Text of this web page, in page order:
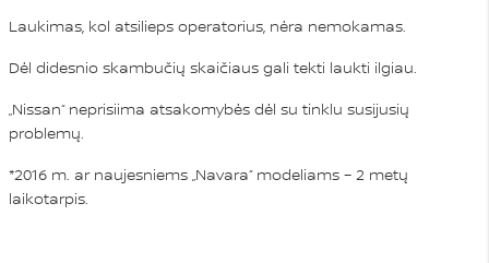
Laukimas, kol atsilieps operatorius, nėra nemokamas.
Dėl didesnio skambučių skaičiaus gali tekti laukti ilgiau.
„Nissan“ neprisiima atsakomybės dėl su tinklu susijusių
problemų.
*2016 m. ar naujesniems „Navara“ modeliams – 2 metų
laikotarpis.